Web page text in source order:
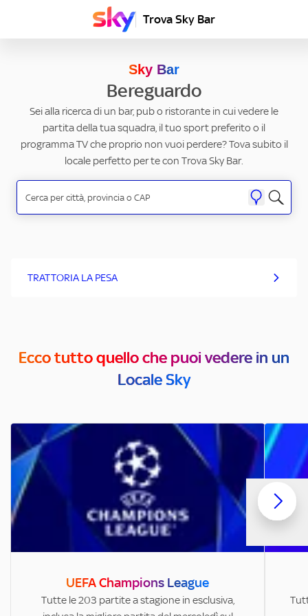
Trova Sky Bar
Sky Bar
Bereguardo
Sei alla ricerca di un bar, pub o ristorante in cui vedere le
partita della tua squadra, il tuo sport preferito o il
programma TV che proprio non vuoi perdere? Tova subito il
locale perfetto per te con Trova Sky Bar.
TRATTORIA LA PESA
Ecco tutto quello che puoi vedere in un
Locale Sky
UEFA Champions League
Tutte le 203 partite a stagione in esclusiva,